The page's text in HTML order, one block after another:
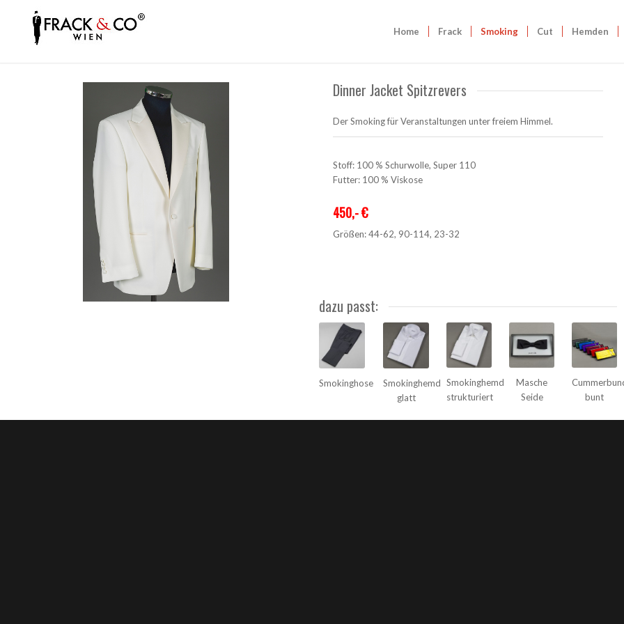
Home Frack Smoking Cut Hemden
Dinner Jacket Spitzrevers
Der Smoking für Veranstaltungen unter freiem Himmel.
Stoff: 100 % Schurwolle, Super 110
Futter: 100 % Viskose
450,- €
Größen: 44-62, 90-114, 23-32
dazu passt:
Smokinghose
Smokinghemd
glatt
Smokinghemd
strukturiert
Masche
Seide
bunt